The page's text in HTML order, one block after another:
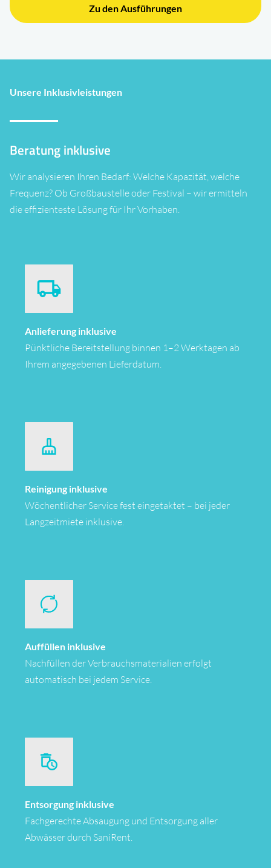
Zu den Ausführungen
Unsere Inklusivleistungen
Beratung inklusive
Wir analysieren Ihren Bedarf: Welche Kapazität, welche
Frequenz? Ob Großbaustelle oder Festival – wir ermitteln
die effizienteste Lösung für Ihr Vorhaben.
Anlieferung inklusive
Pünktliche Bereitstellung binnen 1–2 Werktagen ab
Ihrem angegebenen Lieferdatum.
Reinigung inklusive
Wöchentlicher Service fest eingetaktet – bei jeder
Langzeitmiete inklusive.
Auffüllen inklusive
Nachfüllen der Verbrauchsmaterialien erfolgt
automatisch bei jedem Service.
Entsorgung inklusive
Fachgerechte Absaugung und Entsorgung aller
Abwässer durch SaniRent.